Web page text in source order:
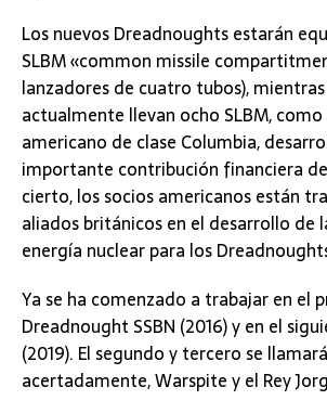
Los nuevos Dreadnoughts estarán
SLBM «common missile
lanzadores de cuatro tubos),
actualmente llevan ocho SLBM, como
americano de clase Columbia,
importante contribución financiera
cierto, los socios americanos están
aliados británicos en el desarrollo de
energía nuclear para los
Ya se ha comenzado a trabajar en el
Dreadnought SSBN (2016) y en el
(2019). El segundo y tercero se
acertadamente, Warspite y el Rey